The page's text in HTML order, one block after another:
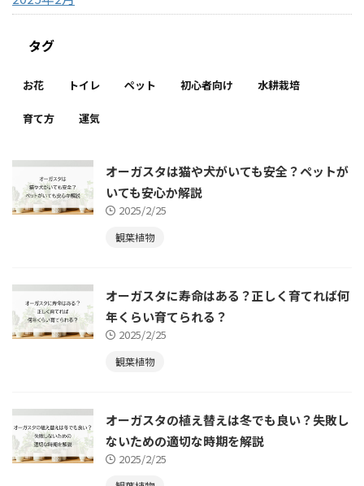
タグ
お花 トイレ ペット 初心者向け 水耕栽培
育て方 運気
オーガスタは猫や犬がいても安全？ペットが
いても安心か解説
2025/2/25
観葉植物
オーガスタに寿命はある？正しく育てれば何
年くらい育てられる？
2025/2/25
観葉植物
オーガスタの植え替えは冬でも良い？失敗し
ないための適切な時期を解説
2025/2/25